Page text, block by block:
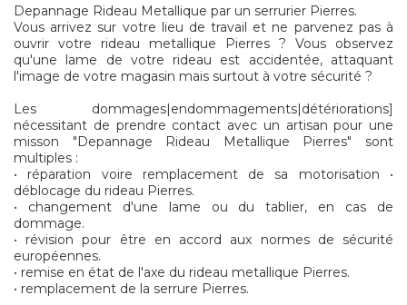
Depannage Rideau Metallique par un serrurier Pierres.
Vous arrivez sur votre lieu de travail et ne parvenez pas à
ouvrir votre rideau metallique Pierres ? Vous observez
qu'une lame de votre rideau est accidentée, attaquant
l'image de votre magasin mais surtout à votre sécurité ?
Les dommages|endommagements|détériorations]
nécessitant de prendre contact avec un artisan pour une
misson "Depannage Rideau Metallique Pierres" sont
multiples :
• réparation voire remplacement de sa motorisation •
déblocage du rideau Pierres.
• changement d'une lame ou du tablier, en cas de
dommage.
• révision pour être en accord aux normes de sécurité
européennes.
• remise en état de l'axe du rideau metallique Pierres.
• remplacement de la serrure Pierres.